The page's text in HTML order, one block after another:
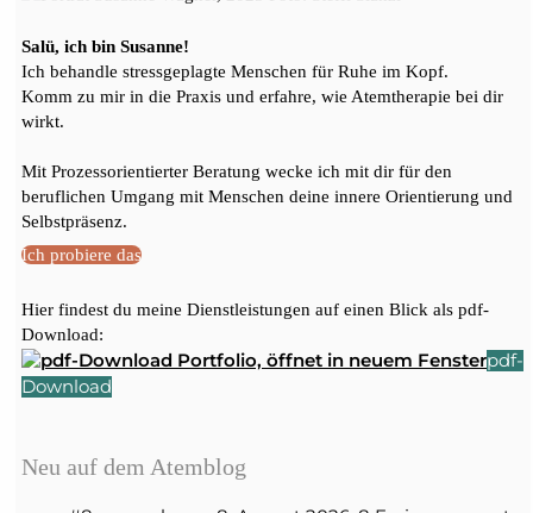
Salü, ich bin Susanne!
Ich behandle stressgeplagte Menschen für Ruhe im Kopf.
Komm zu mir in die Praxis und erfahre, wie Atemtherapie bei dir
wirkt.
Mit Prozessorientierter Beratung wecke ich mit dir für den
beruflichen Umgang mit Menschen deine innere Orientierung und
Selbstpräsenz.
Ich probiere das
Hier findest du meine Dienstleistungen auf einen Blick als pdf-
Download:
pdf-
Download
Neu auf dem Atemblog